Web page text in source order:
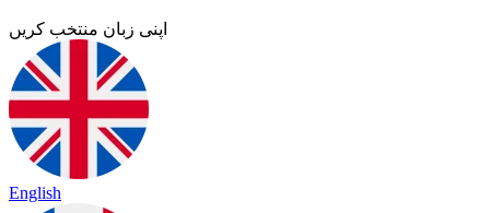
اپنی زبان منتخب کریں
English